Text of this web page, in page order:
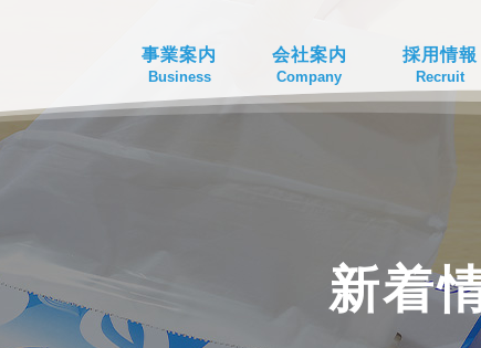
事業案内
Business
会社案内
Company
採用情報
Recruit
新着